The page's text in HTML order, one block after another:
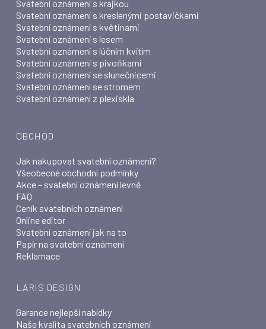
Svatební oznámení s krajkou
Svatební oznámení s kreslenými postavičkami
Svatební oznámení s květinami
Svatební oznámení s lesem
Svatební oznámení s lúčním kvítím
Svatební oznámení s pivoňkami
Svatební oznámení se slunečnicemi
Svatební oznámení se stromem
Svatební oznámení z plexiskla
OBCHOD
Jak nakupovat svatební oznámení?
Všeobecné obchodní podmínky
Akce – svatební oznámení levně
FAQ
Ceník svatebních oznámení
Online editor
Svatební oznámení jak na to
Papír na svatební oznámení
Reklamace
LARIS DESIGN
Garance nejlepší nabídky
Naše kvalita svatebních oznámení